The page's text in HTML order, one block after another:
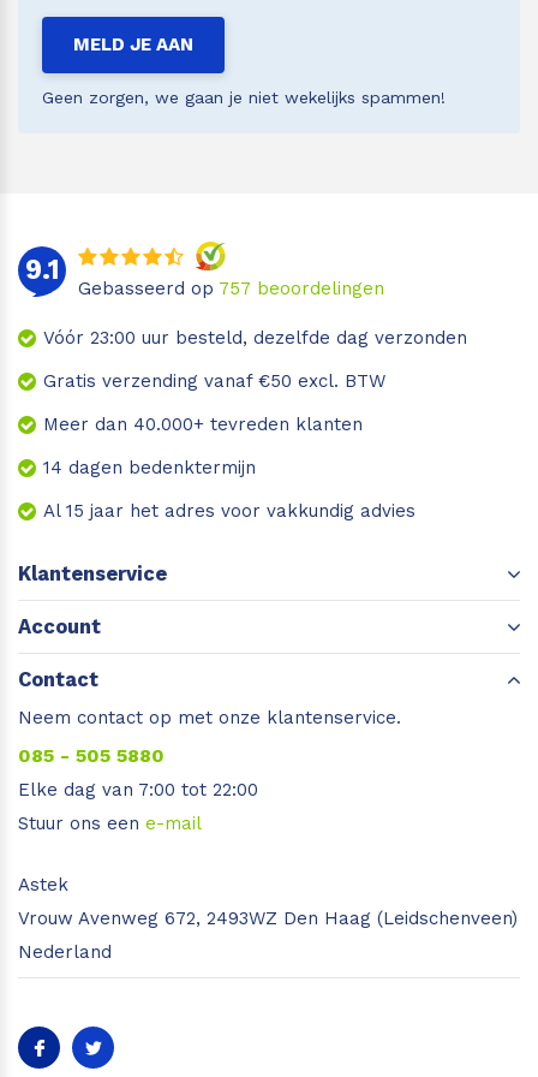
Geen zorgen, we gaan je niet wekelijks spammen!
MELD JE AAN
9.1
Gebasseerd op 757 beoordelingen
Vóór 23:00 uur besteld, dezelfde dag verzonden
Gratis verzending vanaf €50 excl. BTW
Meer dan 40.000+ tevreden klanten
14 dagen bedenktermijn
Al 15 jaar het adres voor vakkundig advies
Klantenservice
Account
Contact
Neem contact op met onze klantenservice.
085 - 505 5880
Elke dag van 7:00 tot 22:00
Stuur ons een e-mail
Astek
Vrouw Avenweg 672, 2493WZ Den Haag (Leidschenveen)
Nederland